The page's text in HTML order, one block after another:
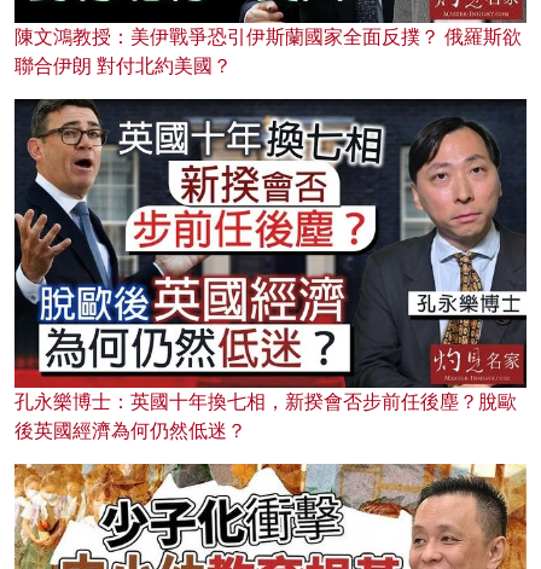
陳文鴻教授：美伊戰爭恐引伊斯蘭國家全面反撲？ 俄羅斯欲
聯合伊朗 對付北約美國？
孔永樂博士：英國十年換七相，新揆會否步前任後塵？脫歐
後英國經濟為何仍然低迷？